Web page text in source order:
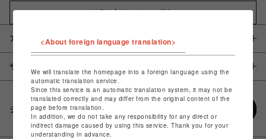
お気に入りアイテムに追加
アイテム説明 / 素材
サイズ
シェアする
<About foreign language translation>
We will translate the homepage into a foreign language using the
automatic translation service.
Since this service is an automatic translation system, it may not be
translated correctly and may differ from the original content of the
page before translation.
In addition, we do not take any responsibility for any direct or
indirect damage caused by using this service. Thank you for your
understanding in advance.